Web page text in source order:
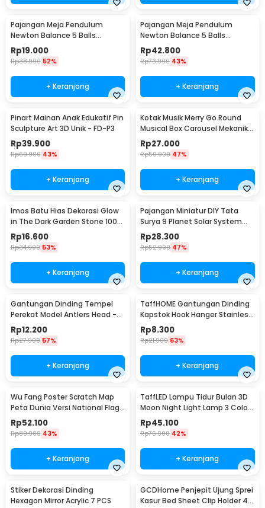
Pajangan Meja Pendulum
Newton Balance 5 Balls
Stainless Steel Model T S -
LX013
Rp19.000
Rp38.900 52%
+ Keranjang
Pajangan Meja Pendulum
Newton Balance 5 Balls
Stainless Steel Model T L -
LX013
Rp42.800
Rp73.900 43%
+ Keranjang
Pinart Mainan Anak Edukatif Pin
Sculpture Art 3D Unik - FD-P3
Rp39.900
Rp69.900 43%
+ Keranjang
Kotak Musik Merry Go Round
Musical Box Carousel Mekanikal
- HD-Y02
Rp27.000
Rp50.900 47%
+ Keranjang
Imos Batu Hias Dekorasi Glow
in The Dark Garden Stone 100
PCS - HC0043
Rp16.600
Rp34.900 53%
+ Keranjang
Pajangan Miniatur DIY Tata
Surya 9 Planet Solar System
Planetary - 2135
Rp28.300
Rp52.900 47%
+ Keranjang
Gantungan Dinding Tempel
Perekat Model Antlers Head -
MU03
Rp12.200
Rp27.900 57%
+ Keranjang
TaffHOME Gantungan Dinding
Kapstok Hook Hanger Stainless
Steel 201 - MT11
Rp8.300
Rp21.900 63%
+ Keranjang
Wu Fang Poster Scratch Map
Peta Dunia Versi National Flag
- ZJP-M018
Rp52.100
Rp89.900 43%
+ Keranjang
TaffLED Lampu Tidur Bulan 3D
Moon Night Light Lamp 3 Color
8cm 1W 5V - LD002701
Rp45.100
Rp76.900 42%
+ Keranjang
Stiker Dekorasi Dinding
Hexagon Mirror Acrylic 7 PCS
GCDHome Penjepit Ujung Sprei
Kasur Bed Sheet Clip Holder 4